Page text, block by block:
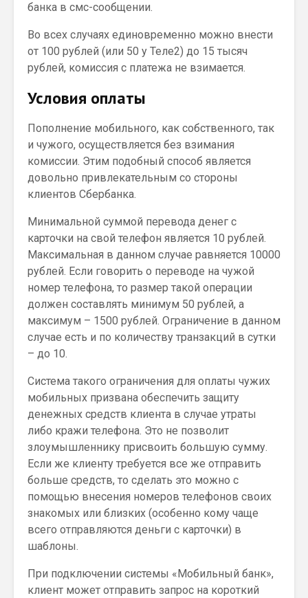
банка в смс-сообщении.
Во всех случаях единовременно можно внести
от 100 рублей (или 50 у Теле2) до 15 тысяч
рублей, комиссия с платежа не взимается.
Условия оплаты
Пополнение мобильного, как собственного, так
и чужого, осуществляется без взимания
комиссии. Этим подобный способ является
довольно привлекательным со стороны
клиентов Сбербанка.
Минимальной суммой перевода денег с
карточки на свой телефон является 10 рублей.
Максимальная в данном случае равняется 10000
рублей. Если говорить о переводе на чужой
номер телефона, то размер такой операции
должен составлять минимум 50 рублей, а
максимум – 1500 рублей. Ограничение в данном
случае есть и по количеству транзакций в сутки
– до 10.
Система такого ограничения для оплаты чужих
мобильных призвана обеспечить защиту
денежных средств клиента в случае утраты
либо кражи телефона. Это не позволит
злоумышленнику присвоить большую сумму.
Если же клиенту требуется все же отправить
больше средств, то сделать это можно с
помощью внесения номеров телефонов своих
знакомых или близких (особенно кому чаще
всего отправляются деньги с карточки) в
шаблоны.
При подключении системы «Мобильный банк»,
клиент может отправить запрос на короткий